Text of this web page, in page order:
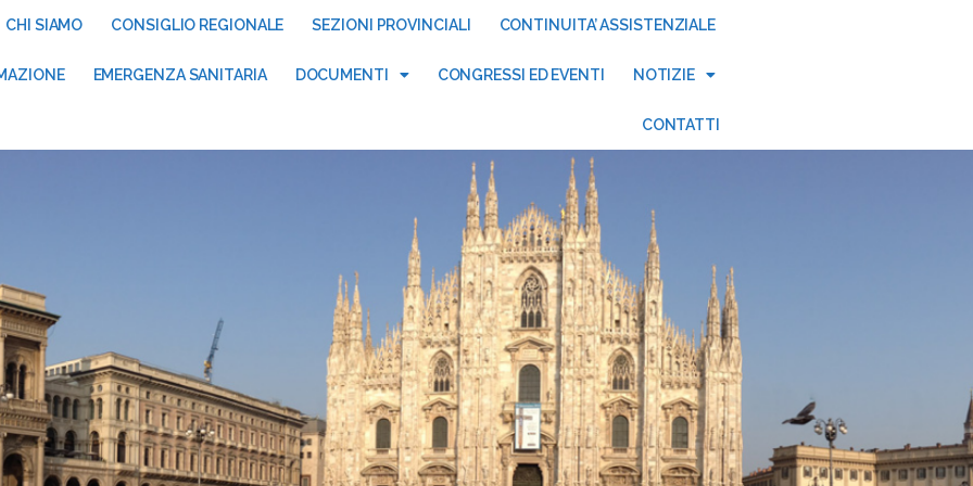
CHI SIAMO CONSIGLIO REGIONALE SEZIONI PROVINCIALI CONTINUITA’ ASSISTENZIALE
EMERGENZA SANITARIA DOCUMENTI CONGRESSI ED EVENTI NOTIZIE
CONTATTI